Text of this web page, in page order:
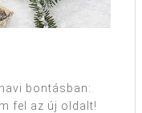
havi bontásban:
fel az új oldalt!